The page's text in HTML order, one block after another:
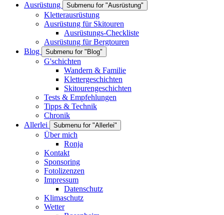
Ausrüstung
Submenu for "Ausrüstung"
Kletterausrüstung
Ausrüstung für Skitouren
Ausrüstungs-Checkliste
Ausrüstung für Bergtouren
Blog
Submenu for "Blog"
G'schichten
Wandern & Familie
Klettergeschichten
Skitourengeschichten
Tests & Empfehlungen
Tipps & Technik
Chronik
Allerlei
Submenu for "Allerlei"
Über mich
Ronja
Kontakt
Sponsoring
Fotolizenzen
Impressum
Datenschutz
Klimaschutz
Wetter